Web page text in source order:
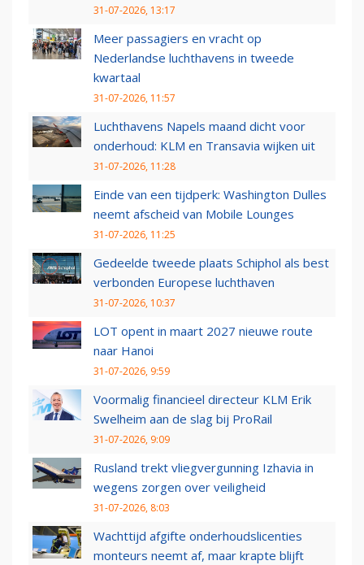
31-07-2026, 13:17
Meer passagiers en vracht op
Nederlandse luchthavens in tweede
kwartaal
31-07-2026, 11:57
Luchthavens Napels maand dicht voor
onderhoud: KLM en Transavia wijken uit
31-07-2026, 11:28
Einde van een tijdperk: Washington Dulles
neemt afscheid van Mobile Lounges
31-07-2026, 11:25
Gedeelde tweede plaats Schiphol als best
verbonden Europese luchthaven
31-07-2026, 10:37
LOT opent in maart 2027 nieuwe route
naar Hanoi
31-07-2026, 9:59
Voormalig financieel directeur KLM Erik
Swelheim aan de slag bij ProRail
31-07-2026, 9:09
Rusland trekt vliegvergunning Izhavia in
wegens zorgen over veiligheid
31-07-2026, 8:03
Wachttijd afgifte onderhoudslicenties
monteurs neemt af, maar krapte blijft